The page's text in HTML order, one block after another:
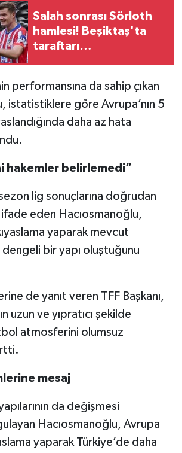
Salah sonrası Sörloth
hamlesi! Beşiktaş'ta
taraftarı
performansına da sahip çıkan
istatistiklere göre Avrupa’nın 5
daha az hata
hakemler belirlemedi”
lig sonuçlarına doğrudan
eden Hacıosmanoğlu,
yaparak mevcut
bir yapı oluştuğunu
de yanıt veren TFF Başkanı,
uzun ve yıpratıcı şekilde
atmosferini olumsuz
mesaj
da değişmesi
Hacıosmanoğlu, Avrupa
yaparak Türkiye’de daha